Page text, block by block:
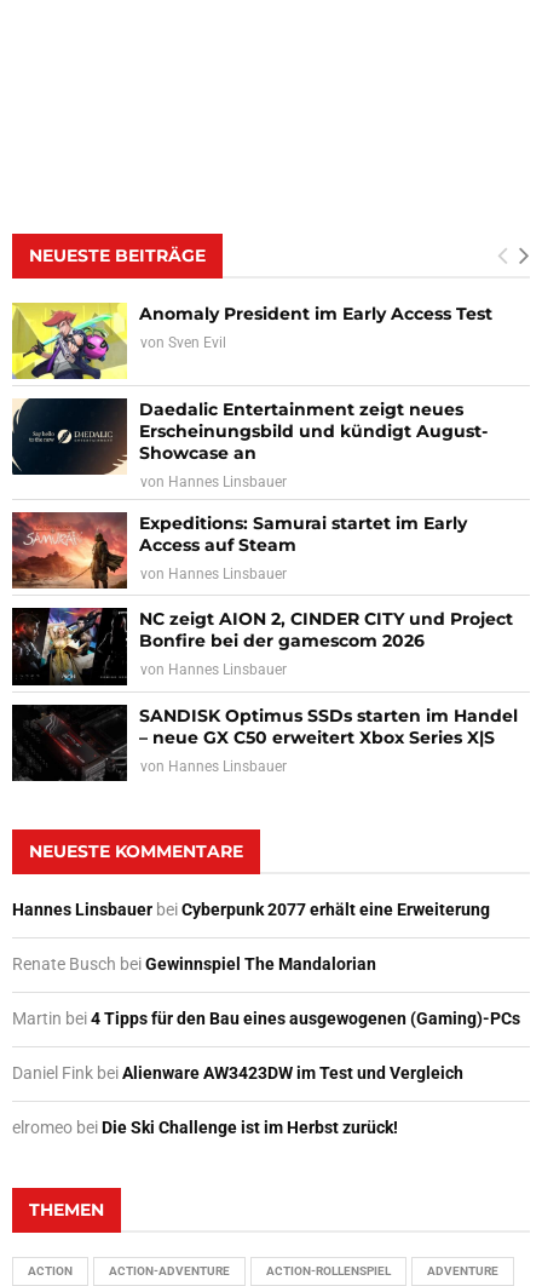
NEUESTE BEITRÄGE
Anomaly President im Early Access Test
von Sven Evil
Daedalic Entertainment zeigt neues
Erscheinungsbild und kündigt August-
Showcase an
von Hannes Linsbauer
Expeditions: Samurai startet im Early
Access auf Steam
von Hannes Linsbauer
NC zeigt AION 2, CINDER CITY und Project
Bonfire bei der gamescom 2026
von Hannes Linsbauer
SANDISK Optimus SSDs starten im Handel
– neue GX C50 erweitert Xbox Series X|S
von Hannes Linsbauer
NEUESTE KOMMENTARE
Hannes Linsbauer beiCyberpunk 2077 erhält eine Erweiterung
Renate Busch beiGewinnspiel The Mandalorian
Martin bei4 Tipps für den Bau eines ausgewogenen (Gaming)-PCs
Daniel Fink beiAlienware AW3423DW im Test und Vergleich
elromeo beiDie Ski Challenge ist im Herbst zurück!
THEMEN
ACTION ACTION-ADVENTURE ACTION-ROLLENSPIEL ADVENTURE